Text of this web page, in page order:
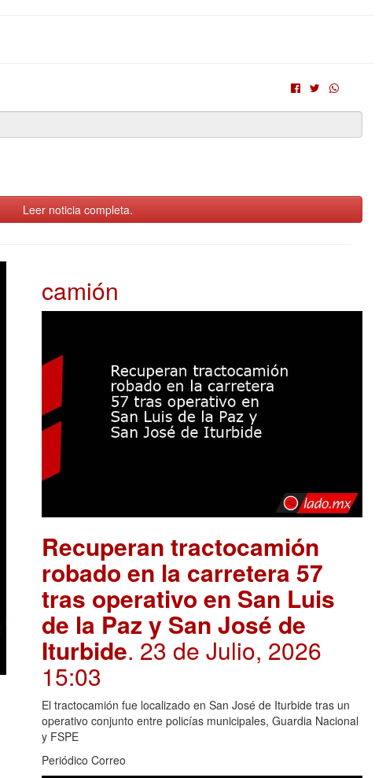
Leer noticia completa.
camión
Recuperan tractocamión
robado en la carretera 57
tras operativo en San Luis
de la Paz y San José de
Iturbide. 23 de Julio, 2026
15:03
El tractocamión fue localizado en San José de Iturbide tras un
operativo conjunto entre policías municipales, Guardia Nacional
y FSPE
Periódico Correo